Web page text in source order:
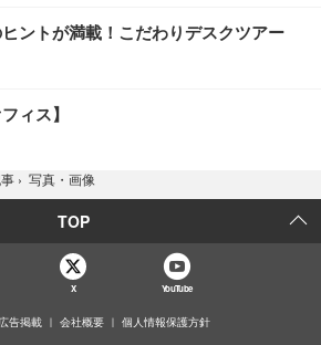
ントが満載！こだわりデスクツアー
ィス】
› 写真・画像
TOP
X YouTube
広告掲載 会社概要 個人情報保護方針